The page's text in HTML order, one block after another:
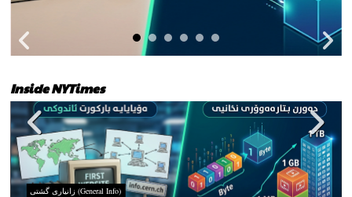
Inside NYTimes
زانیاری گشتی (General Info)